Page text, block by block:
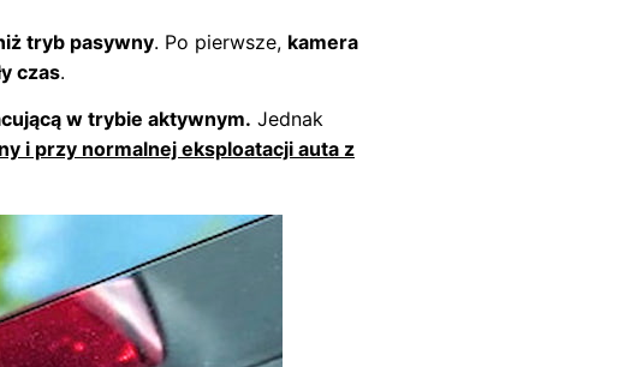
tryb pasywny. Po pierwsze, kamera
czas.
w trybie aktywnym. Jednak
i przy normalnej eksploatacji auta z